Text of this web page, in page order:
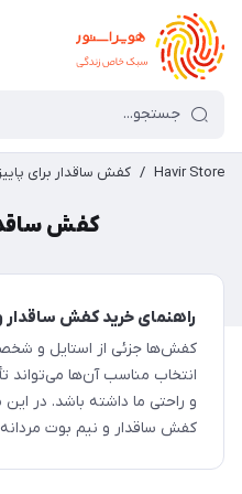
Havir Store
/ کفش ساقدار برای پاییز
کفش
راهنمای خرید کفش ساقدار
کفش‌ها جزئی از استایل و
انتخاب مناسب آن‌ها می‌تواند
و راحتی ما داشته باشد. در این
کفش ساقدار و نیم بوت